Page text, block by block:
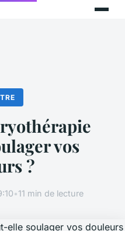
vos
?
•11 min de lecture